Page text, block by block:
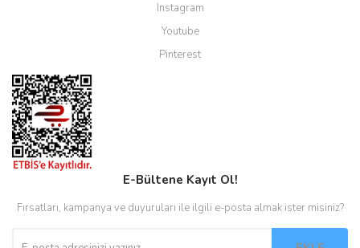
Instagram
Youtube
Pinterest
E-Bültene Kayıt Ol!
Fırsatları, kampanya ve duyuruları ile ilgili e-posta almak ister misiniz?